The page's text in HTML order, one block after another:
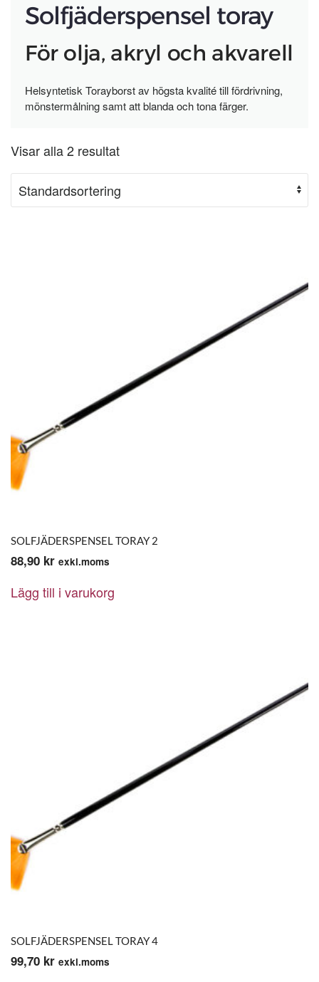
Solfjäderspensel toray
För olja, akryl och akvarell
Helsyntetisk Torayborst av högsta kvalité till fördrivning,
mönstermålning samt att blanda och tona färger.
Visar alla 2 resultat
SOLFJÄDERSPENSEL TORAY 2
88,90 kr exkl.moms
Lägg till i varukorg
SOLFJÄDERSPENSEL TORAY 4
99,70 kr exkl.moms